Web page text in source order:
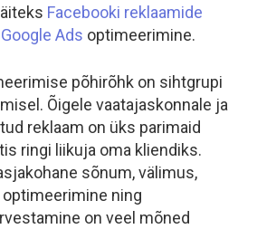
Facebooki reklaamide
Google Ads optimeerimine.
põhirõhk on sihtgrupi
Õigele vaatajaskonnale ja
reklaam on üks parimaid
ringi liikuja oma kliendiks.
sõnum, välimus,
ning
on veel mõned